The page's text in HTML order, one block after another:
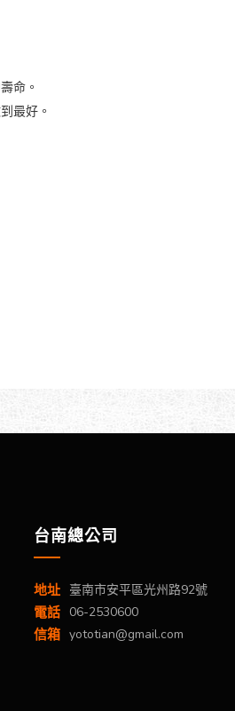
命。
最好。
台南總公司
地址 臺南市安平區光州路92號
電話 06-2530600
信箱 yototian@gmail.com